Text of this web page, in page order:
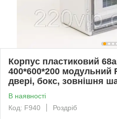
Корпус пластиковий
400*600*200 модульний
двері, бокс, зовнішня
В наявності
Код: F940
Роздріб